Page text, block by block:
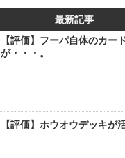
最新記事
【評価】フーパ自体のカー
が・・・。
【評価】ホウオウデッキが